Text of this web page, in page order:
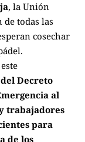
, la Unión
todas las
cosechar
Decreto
al
trabajadores
para
de los